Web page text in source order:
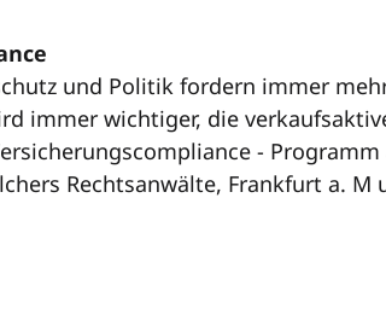
und Politik fordern immer
immer wichtiger, die
- Programm
Rechtsanwälte, Frankfurt a.